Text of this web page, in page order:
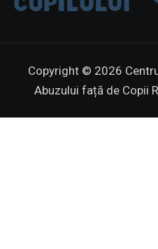
Copyright © 2026
Abuzului față de Copii